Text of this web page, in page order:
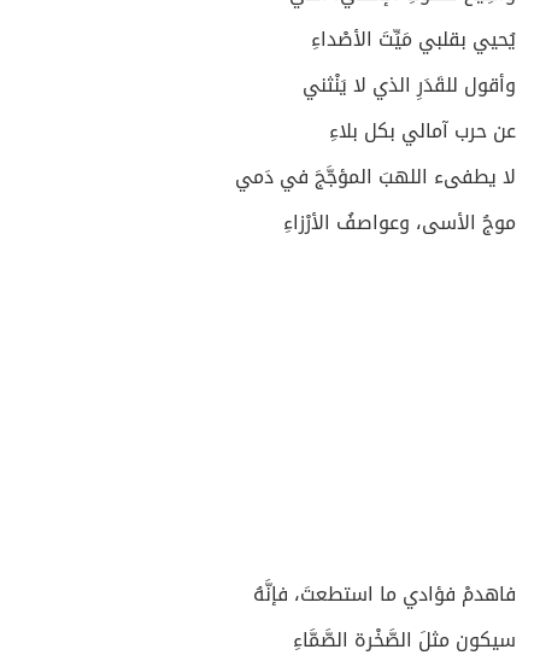
يُحيي بقلبي مَيِّتَ الأصْداءِ
وأقول للقَدَرِ الذي لا يَنْثني
عن حرب آمالي بكل بلاءِ
لا يطفىء اللهبَ المؤجَّجَ في دَمي
موجُ الأسى، وعواصفُ الأرْزاءِ
فاهدمْ فؤادي ما استطعتَ، فإنَّهُ
سيكون مثلَ الصَّخْرة الصَّمَّاءِ